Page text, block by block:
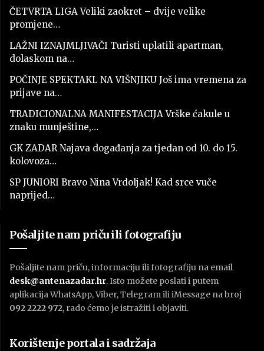
ČETVRTA LIGA Veliki zaokret – dvije velike
promjene…
LAŽNI IZNAJMLJIVAČI Turisti uplatili apartman,
dolaskom na…
POČINJE SPEKTAKL NA VIŠNJIKU Još ima vremena za
prijave na…
TRADICIONALNA MANIFESTACIJA Vrške ćakule u
znaku munještine,…
GK ZADAR Najava događanja za tjedan od 10. do 15.
kolovoza…
SP JUNIORI Bravo Nina Vrdoljak! Kad srce vuče
naprijed…
Pošaljite nam priču ili fotografiju
Pošaljite nam priču, informaciju ili fotografiju na email
desk@antenazadar.hr. Isto možete poslati i putem
aplikacija WhatsApp, Viber, Telegram ili iMessage na broj
092 2222 972, rado ćemo je istražiti i objaviti.
Korištenje portala i sadržaja